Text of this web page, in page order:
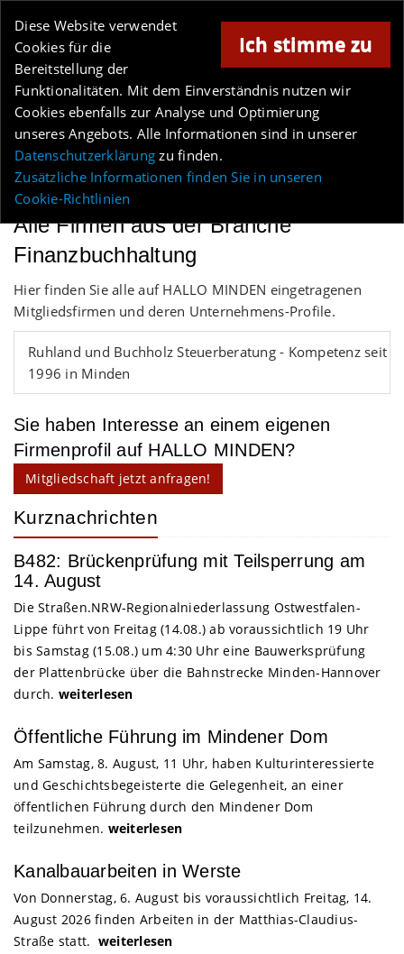
Online-Magazin für Minden und Umgebung
Ich stimme zu
Diese Website verwendet
Cookies für die
Bereitstellung der
Funktionalitäten. Mit dem Einverständnis nutzen wir
Cookies ebenfalls zur Analyse und Optimierung
unseres Angebots. Alle Informationen sind in unserer
Datenschutzerklärung zu finden.
Zusätzliche Informationen finden Sie in unseren
Cookie-Richtlinien
Anzeige
MENÜ
Alle Firmen aus der Branche
Finanzbuchhaltung
Hier finden Sie alle auf HALLO MINDEN eingetragenen
Mitgliedsfirmen und deren Unternehmens-Profile.
Ruhland und Buchholz Steuerberatung - Kompetenz seit
1996 in Minden
Sie haben Interesse an einem eigenen
Firmenprofil auf HALLO MINDEN?
Mitgliedschaft jetzt anfragen!
Kurznachrichten
B482: Brückenprüfung mit Teilsperrung am
14. August
Die Straßen.NRW-Regionalniederlassung Ostwestfalen-
Lippe führt von Freitag (14.08.) ab voraussichtlich 19 Uhr
bis Samstag (15.08.) um 4:30 Uhr eine Bauwerksprüfung
der Plattenbrücke über die Bahnstrecke Minden-Hannover
durch. weiterlesen
Öffentliche Führung im Mindener Dom
Am Samstag, 8. August, 11 Uhr, haben Kulturinteressierte
und Geschichtsbegeisterte die Gelegenheit, an einer
öffentlichen Führung durch den Mindener Dom
teilzunehmen. weiterlesen
Kanalbauarbeiten in Werste
Von Donnerstag, 6. August bis voraussichtlich Freitag, 14.
August 2026 finden Arbeiten in der Matthias-Claudius-
Straße statt. weiterlesen